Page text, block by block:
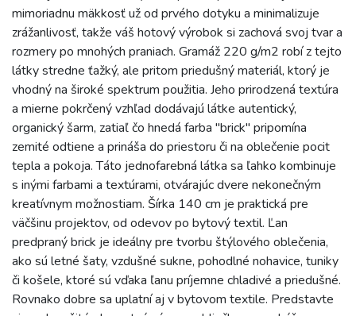
mimoriadnu mäkkosť už od prvého dotyku a minimalizuje
zrážanlivosť, takže váš hotový výrobok si zachová svoj tvar a
rozmery po mnohých praniach. Gramáž 220 g/m2 robí z tejto
látky stredne ťažký, ale pritom priedušný materiál, ktorý je
vhodný na široké spektrum použitia. Jeho prirodzená textúra
a mierne pokrčený vzhľad dodávajú látke autentický,
organický šarm, zatiaľ čo hnedá farba "brick" pripomína
zemité odtiene a prináša do priestoru či na oblečenie pocit
tepla a pokoja. Táto jednofarebná látka sa ľahko kombinuje
s inými farbami a textúrami, otvárajúc dvere nekonečným
kreatívnym možnostiam. Šírka 140 cm je praktická pre
väčšinu projektov, od odevov po bytový textil. Ľan
predpraný brick je ideálny pre tvorbu štýlového oblečenia,
ako sú letné šaty, vzdušné sukne, pohodlné nohavice, tuniky
či košele, ktoré sú vďaka ľanu príjemne chladivé a priedušné.
Rovnako dobre sa uplatní aj v bytovom textile. Predstavte